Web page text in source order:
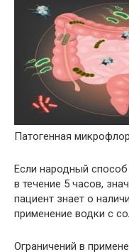
Патогенная
Если народный
в течение 5 часов,
пациент знает о
применение водки с
Ограничений в